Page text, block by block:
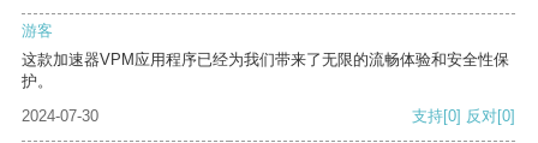
游客
这款加速器VPM应用程序已经为我们带来了无限的流畅体验和安全性保
护。
2024-07-30
支持[0] 反对[0]